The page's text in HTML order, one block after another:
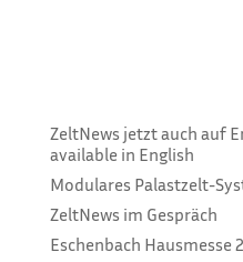
ZeltNews jetzt auch auf
available in English
Modulares Palastzelt-
ZeltNews im Gespräch
Eschenbach Hausmesse